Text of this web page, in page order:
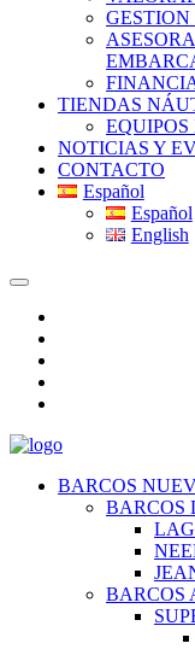
GESTION
TIENDAS
EQUIPOS
NOTICIAS Y
CONTACTO
Español
Español
English
BARCOS
BARCOS
BARCOS